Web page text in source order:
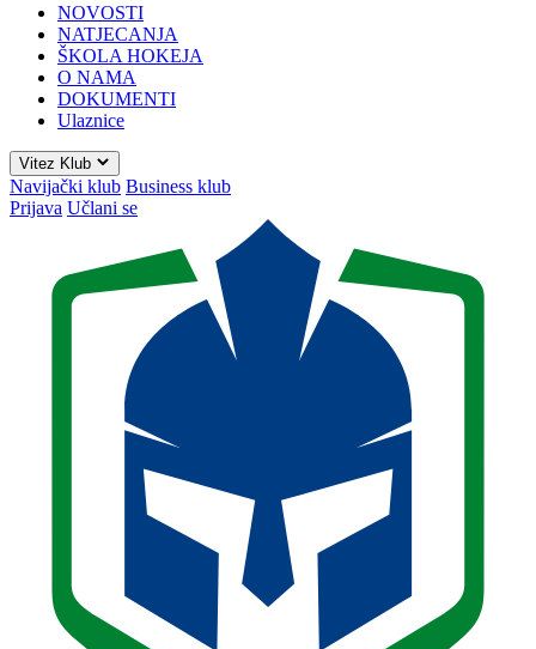
NOVOSTI
NATJECANJA
ŠKOLA HOKEJA
O NAMA
DOKUMENTI
Ulaznice
Vitez Klub
Navijački klub Business klub
Prijava Učlani se